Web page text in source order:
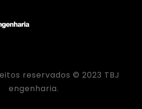
reservados © 2023 TBJ
engenharia.